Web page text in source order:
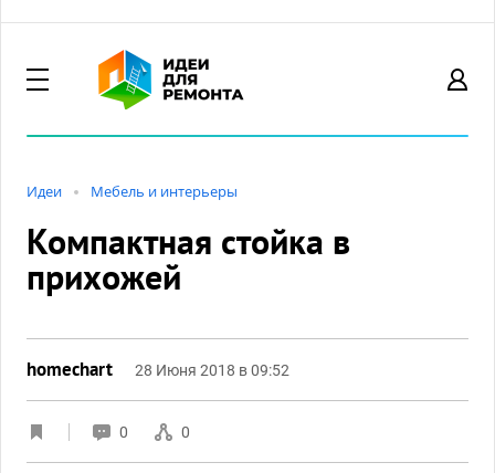
Идеи Мебель и интерьеры
Компактная стойка в
прихожей
homechart 28 Июня 2018 в 09:52
0 0